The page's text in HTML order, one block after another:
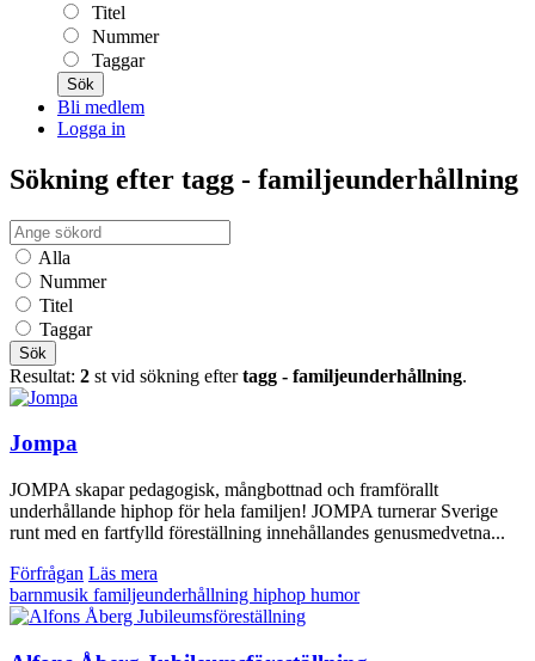
Titel
Nummer
Taggar
Sök
Bli medlem
Logga in
Sökning efter tagg - familjeunderhållning
Alla
Nummer
Titel
Taggar
Sök
Resultat: 2 st vid sökning eftertagg - familjeunderhållning.
Jompa
JOMPA skapar pedagogisk, mångbottnad och framförallt
underhållande hiphop för hela familjen! JOMPA turnerar Sverige
runt med en fartfylld föreställning innehållandes genusmedvetna...
Förfrågan Läs mera
barnmusik familjeunderhållning hiphop humor